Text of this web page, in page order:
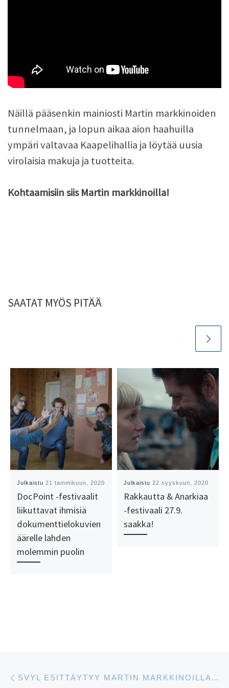
Näillä pääsenkin mainiosti Martin markkinoiden
tunnelmaan, ja lopun aikaa aion haahuilla
ympäri valtavaa Kaapelihallia ja löytää uusia
virolaisia makuja ja tuotteita.
Kohtaamisiin siis Martin markkinoilla!
SAATAT MYÖS PITÄÄ
Julkaistu21 tammikuun, 2020
DocPoint -festivaalit
liikuttavat ihmisiä
dokumenttielokuvien
äärelle lahden
molemmin puolin
Julkaistu22 syyskuun, 2020
Rakkautta & Anarkiaa
-festivaali 27.9.
saakka!
Artikkelien navigointi SVYL ESITTÄYTYY MARTIN MARKKINOILLA 23.-24.11.